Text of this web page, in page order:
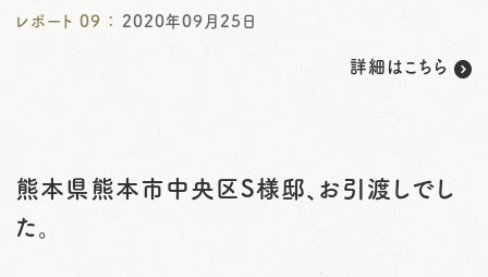
レポート 09 ： 2020年09月25日
詳細はこちら
熊本県熊本市中央区S様邸、お引渡しでし
た。